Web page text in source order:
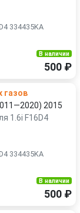
334435KA
В наличии
500 ₽
газов
2015
1.6i F16D4
334435KA
В наличии
500 ₽